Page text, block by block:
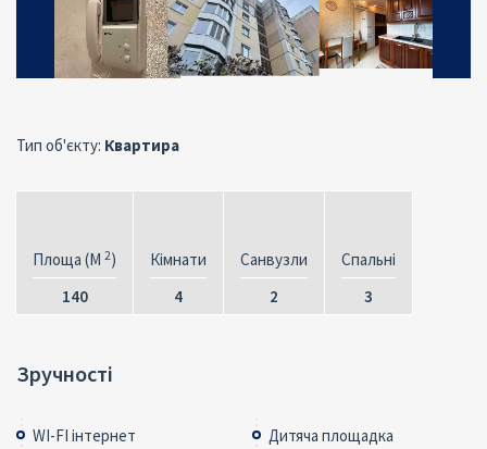
Тип об'єкту: Квартира
Площа (M 2)
140
Кімнати
4
Санвузли
2
Спальні
3
Зручності
WI-FI інтернет
Дитяча площадка